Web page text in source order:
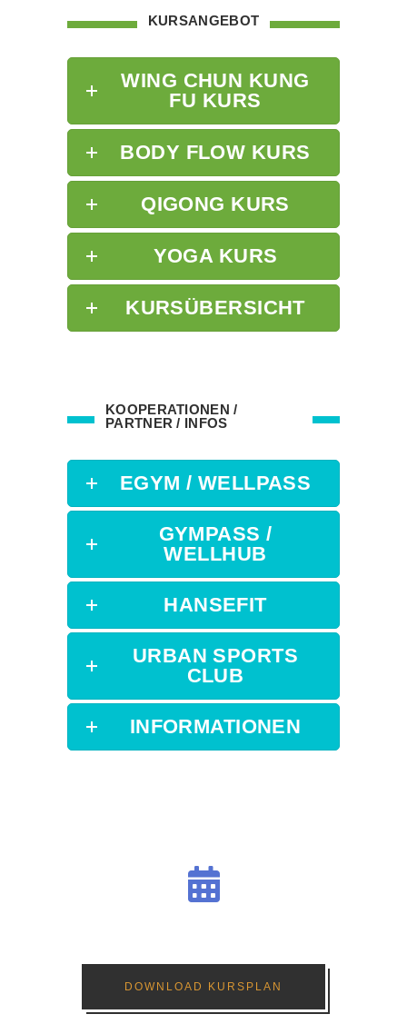
KURSANGEBOT
WING CHUN KUNG
FU KURS
BODY FLOW KURS
QIGONG KURS
YOGA KURS
KURSÜBERSICHT
KOOPERATIONEN /
PARTNER / INFOS
EGYM / WELLPASS
GYMPASS /
WELLHUB
HANSEFIT
URBAN SPORTS
CLUB
INFORMATIONEN
DOWNLOAD KURSPLAN